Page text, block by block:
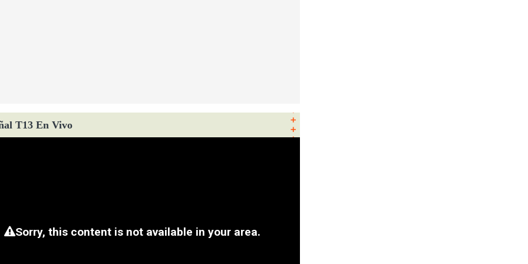
T13 En Vivo